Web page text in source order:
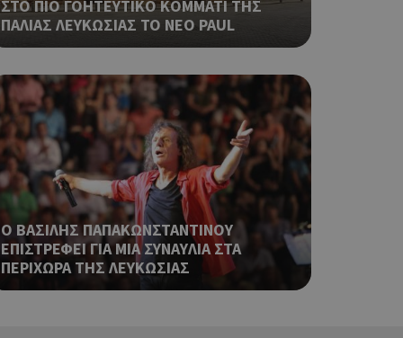
ΣΤΟ ΠΙΟ ΓΟΗΤΕΥΤΙΚΟ ΚΟΜΜΑΤΙ ΤΗΣ
ΠΑΛΙΑΣ ΛΕΥΚΩΣΙΑΣ ΤΟ ΝΕΟ PAUL
Ο ΒΑΣΙΛΗΣ ΠΑΠΑΚΩΝΣΤΑΝΤΙΝΟΥ
ΕΠΙΣΤΡΕΦΕΙ ΓΙΑ ΜΙΑ ΣΥΝΑΥΛΙΑ ΣΤΑ
ΠΕΡΙΧΩΡΑ ΤΗΣ ΛΕΥΚΩΣΙΑΣ
την
για ένα
είναι
ο
ένα καλό
δηλαδή να
στον χρήστη
είναι το
push down